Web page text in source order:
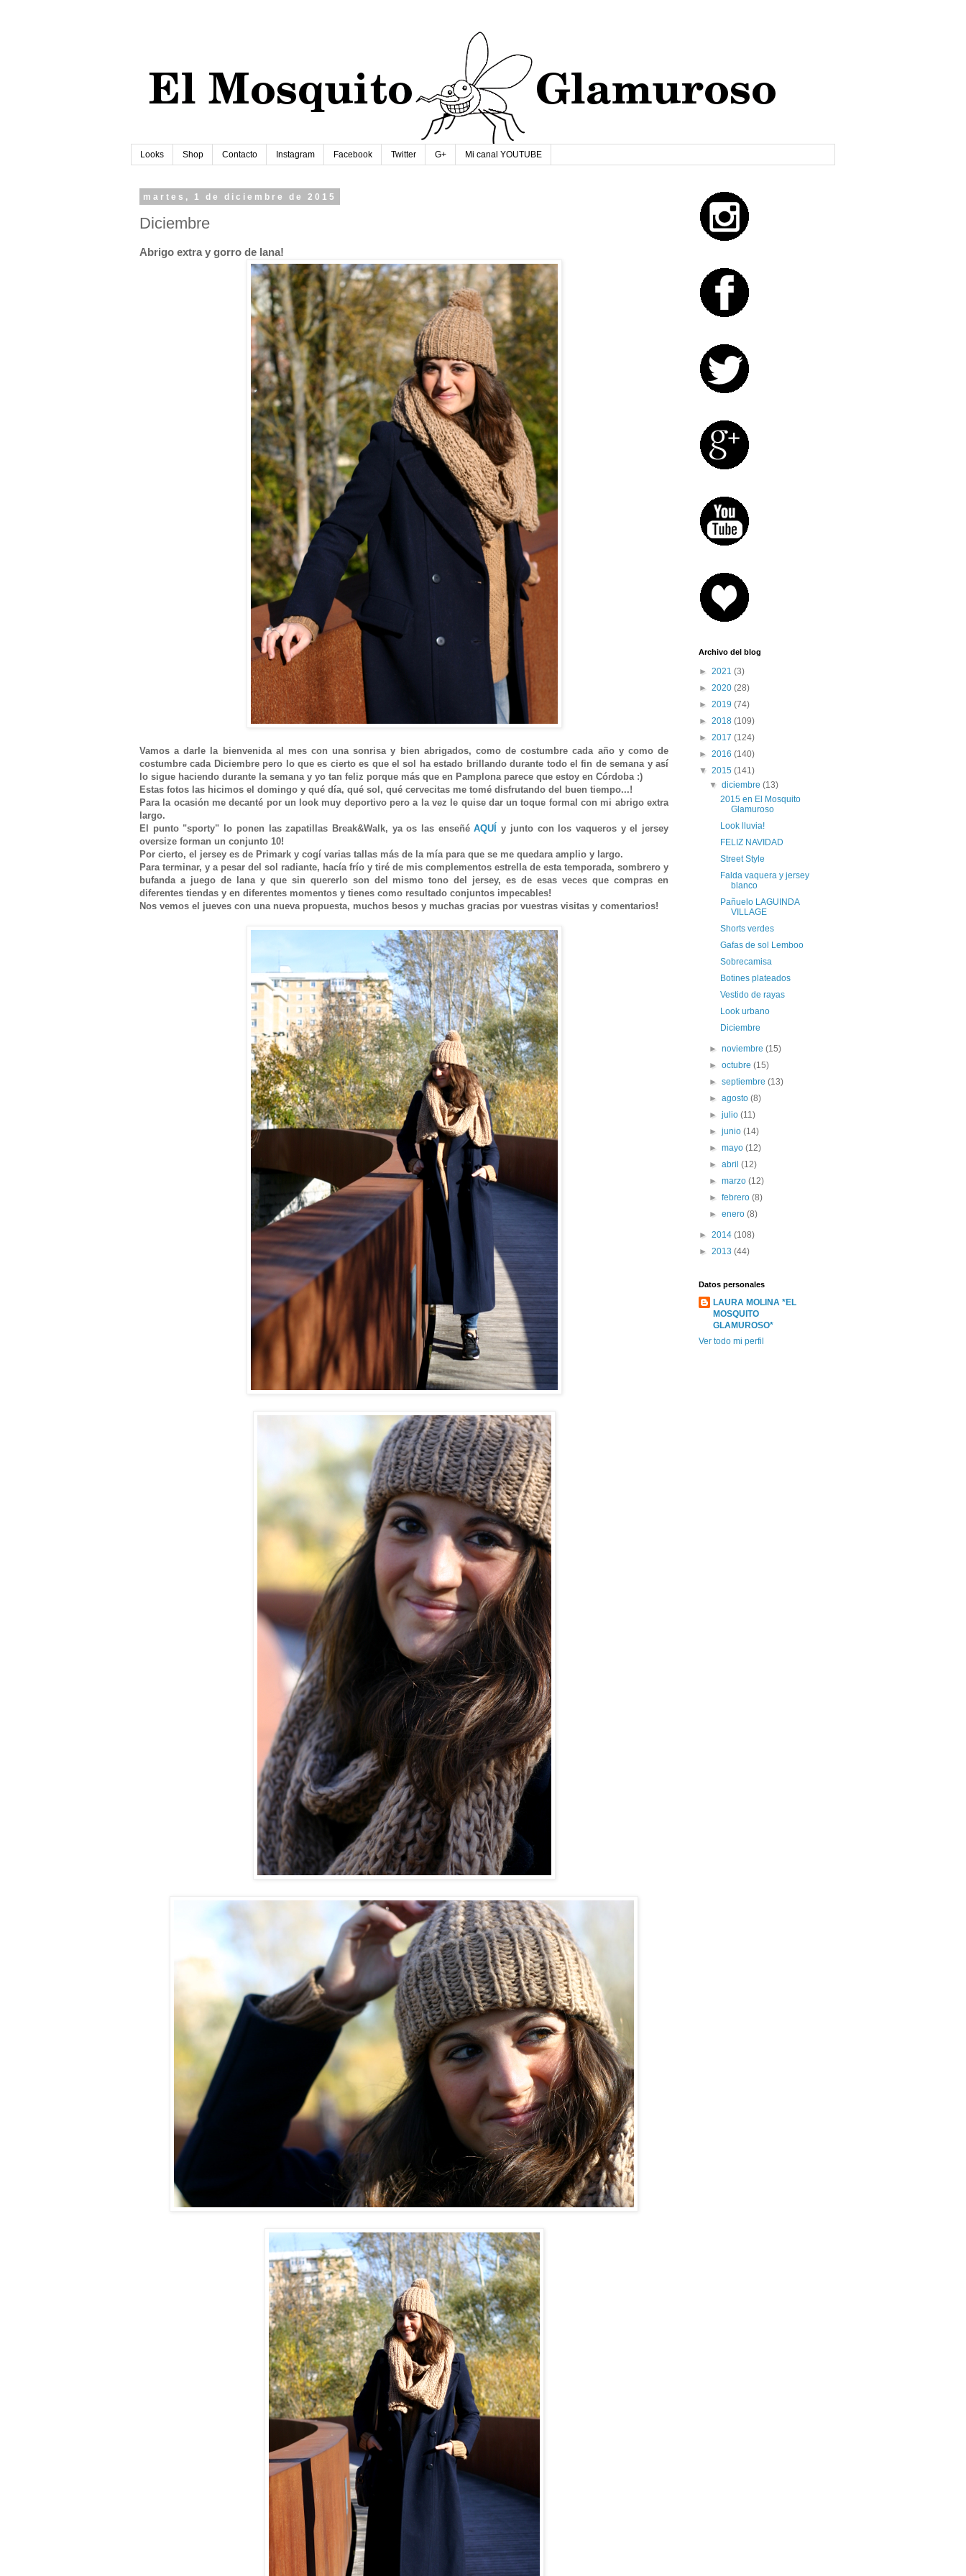
Looks Shop Contacto Instagram Facebook Twitter G+ Mi canal YOUTUBE
martes, 1 de diciembre de 2015
Diciembre
Abrigo extra y gorro de lana!
Vamos a darle la bienvenida al mes con una sonrisa y bien abrigados, como de costumbre cada año y como de
costumbre cada Diciembre pero lo que es cierto es que el sol ha estado brillando durante todo el fin de semana y así
lo sigue haciendo durante la semana y yo tan feliz porque más que en Pamplona parece que estoy en Córdoba :)
Estas fotos las hicimos el domingo y qué día, qué sol, qué cervecitas me tomé disfrutando del buen tiempo...!
Para la ocasión me decanté por un look muy deportivo pero a la vez le quise dar un toque formal con mi abrigo extra
largo.
El punto "sporty" lo ponen las zapatillas Break&Walk, ya os las enseñéAQUÍ
y junto con los vaqueros y el jersey
oversize forman un conjunto 10!
Por cierto, el jersey es de Primark y cogí varias tallas más de la mía para que se me quedara amplio y largo.
Para terminar, y a pesar del sol radiante, hacía frío y tiré de mis complementos estrella de esta temporada, sombrero y
bufanda a juego de lana y que sin quererlo son del mismo tono del jersey, es de esas veces que compras en
diferentes tiendas y en diferentes momentos y tienes como resultado conjuntos impecables!
Nos vemos el jueves con una nueva propuesta, muchos besos y muchas gracias por vuestras visitas y comentarios!
Archivo del blog
► 2021 (3)
► 2020 (28)
► 2019 (74)
► 2018 (109)
► 2017 (124)
► 2016 (140)
▼ 2015 (141)
▼diciembre(13)
2015 en El Mosquito
Glamuroso
Look lluvia!
FELIZ NAVIDAD
Street Style
Falda vaquera y jersey
blanco
Pañuelo LAGUINDA
VILLAGE
Shorts verdes
Gafas de sol Lemboo
Sobrecamisa
Botines plateados
Vestido de rayas
Look urbano
Diciembre
►noviembre(15)
►octubre(15)
►septiembre(13)
►agosto(8)
►julio(11)
►junio(14)
►mayo(12)
►abril(12)
►marzo(12)
►febrero(8)
►enero(8)
► 2014 (108)
► 2013 (44)
Datos personales
LAURA MOLINA *EL
MOSQUITO
GLAMUROSO*
Ver todo mi perfil